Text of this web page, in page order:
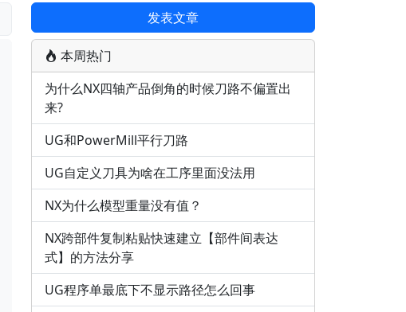
发表文章
本周热门
为什么NX四轴产品倒角的时候刀路不偏置出
来?
UG和PowerMill平行刀路
UG自定义刀具为啥在工序里面没法用
NX为什么模型重量没有值？
NX跨部件复制粘贴快速建立【部件间表达
式】的方法分享
UG程序单最底下不显示路径怎么回事